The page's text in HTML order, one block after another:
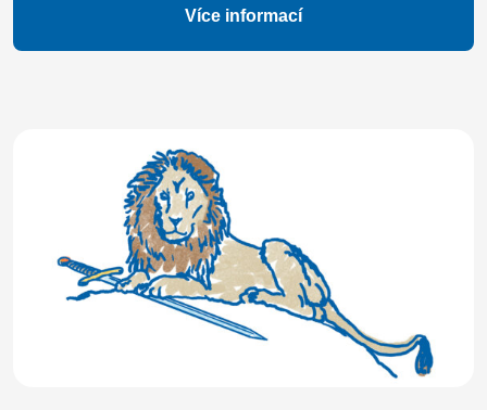
Více informací